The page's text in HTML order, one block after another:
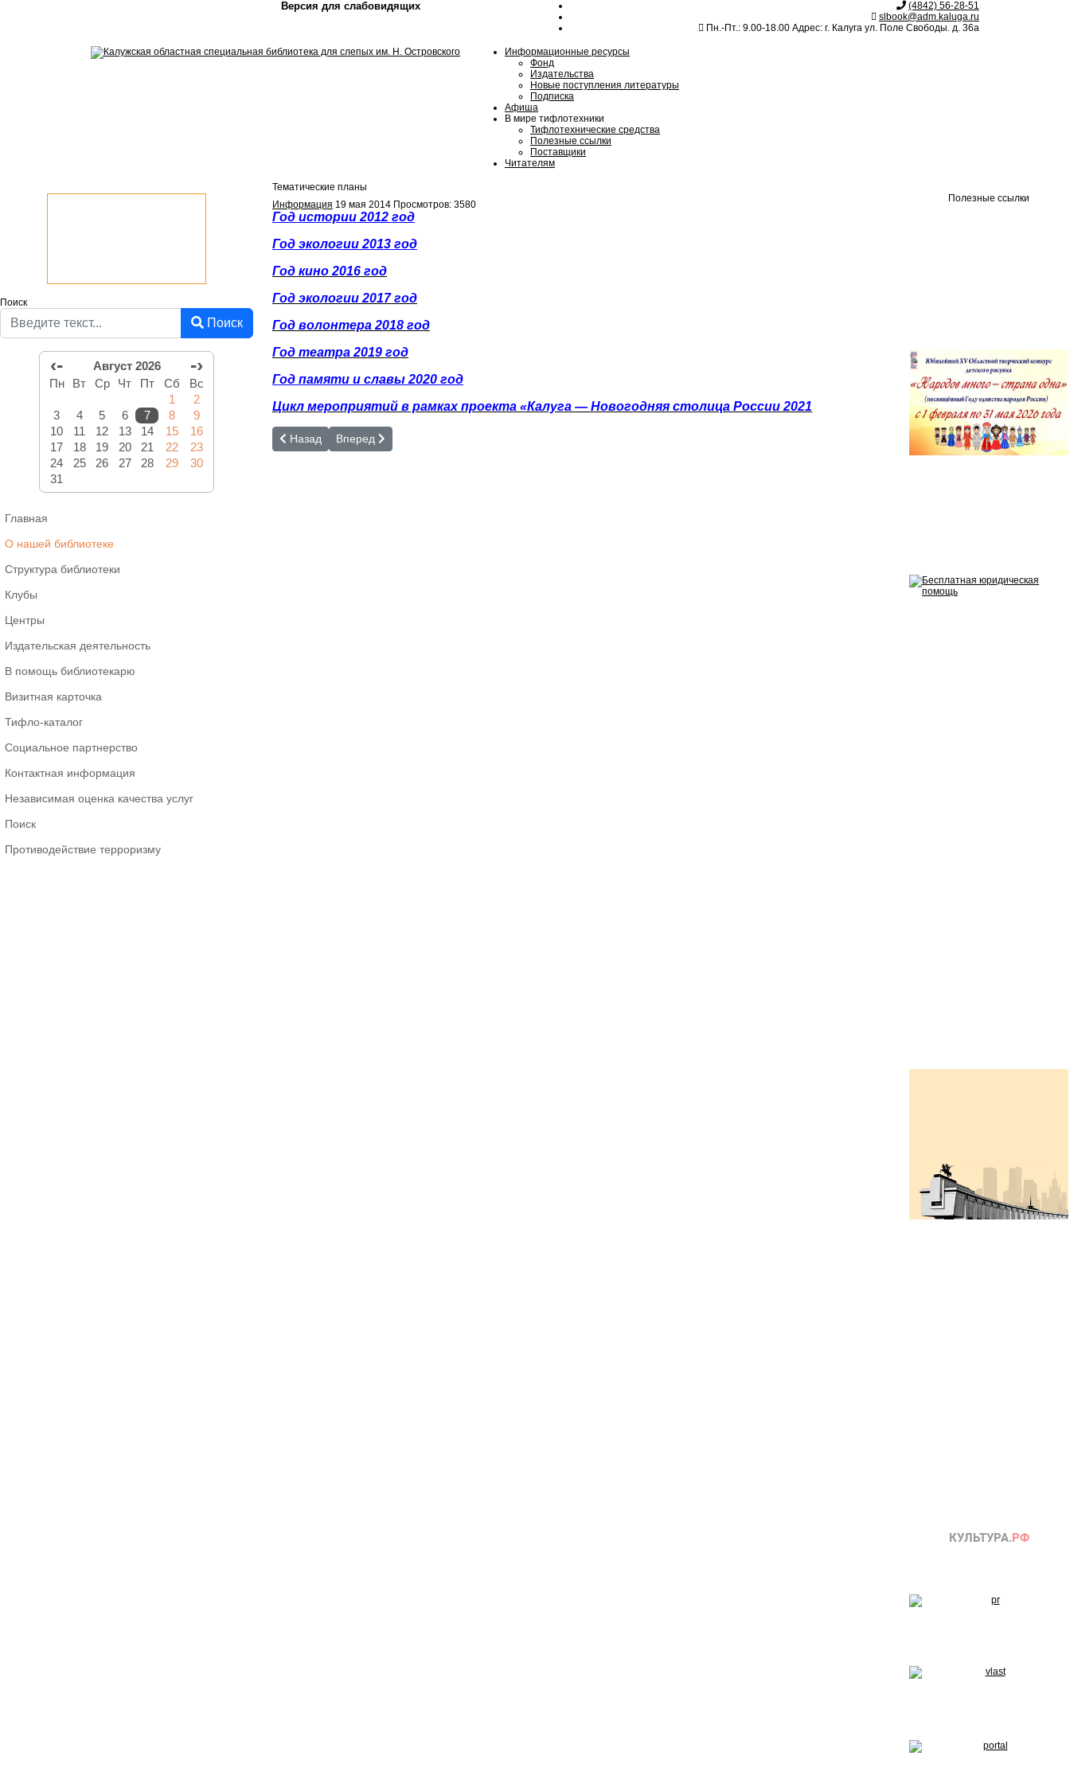
Версия для слабовидящих
(4842) 56-28-51
slbook@adm.kaluga.ru
Пн.-Пт.: 9.00-18.00 Адрес: г. Калуга ул. Поле Свободы. д. 36а
Информационные ресурсы
Фонд
Издательства
Новые поступления литературы
Подписка
Афиша
В мире тифлотехники
Тифлотехнические средства
Полезные ссылки
Поставщики
Читателям
Поиск
Поиск
‹- Август 2026 -›
Пн Вт Ср Чт Пт Сб
Вс
1
2
3
4 5 6 7 8
9
10
11 12 13 14 15
16
17
18 19 20 21 22
23
24
25 26 27 28 29
30
31
Главная
О нашей библиотеке
Структура библиотеки
Клубы
Центры
Издательская деятельность
В помощь библиотекарю
Визитная карточка
Тифло-каталог
Социальное партнерство
Контактная информация
Независимая оценка качества услуг
Поиск
Противодействие терроризму
Тематические планы
Информация 19 мая 2014 Просмотров: 3580
Год истории 2012 год
Год экологии 2013 год
Год кино 2016 год
Год экологии 2017 год
Год волонтера 2018 год
Год театра 2019 год
Год памяти и славы 2020 год
Цикл мероприятий в рамках проекта «Калуга — Новогодняя столица России 2021
Предыдущий: Год истории
Назад Следующий: Электронный каталог
Вперед
Полезные ссылки